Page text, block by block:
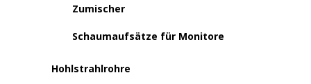
Zumischer
Schaumaufsätze für Monitore
Hohlstrahlrohre